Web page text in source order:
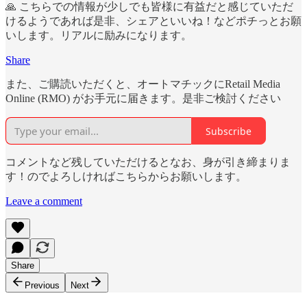
🙏 こちらでの情報が少しでも皆様に有益だと感じていただ
けるようであれば是非、シェアといいね！などポチっとお願
いします。リアルに励みになります。
Share
また、ご購読いただくと、オートマチックにRetail Media
Online (RMO) がお手元に届きます。是非ご検討ください
Subscribe
コメントなど残していただけるとなお、身が引き締まりま
す！のでよろしければこちらからお願いします。
Leave a comment
Share
Previous
Next